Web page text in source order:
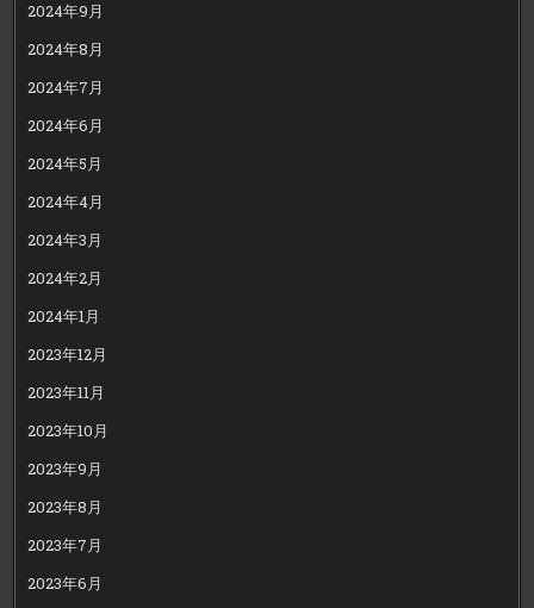
2024年9月
2024年8月
2024年7月
2024年6月
2024年5月
2024年4月
2024年3月
2024年2月
2024年1月
2023年12月
2023年11月
2023年10月
2023年9月
2023年8月
2023年7月
2023年6月